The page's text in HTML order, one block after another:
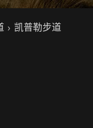
凯普勒步道